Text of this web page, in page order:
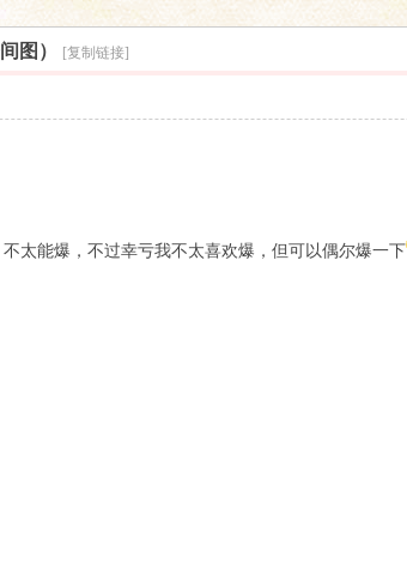
图） [复制链接]
太能爆，不过幸亏我不太喜欢爆，但可以偶尔爆一下